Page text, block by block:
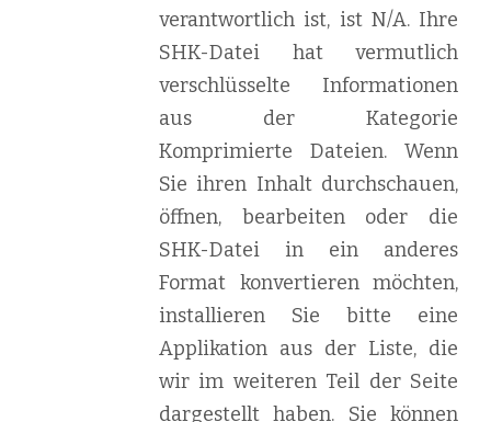
verantwortlich ist, ist N/A. Ihre
SHK-Datei hat vermutlich
verschlüsselte Informationen
aus der Kategorie
Komprimierte Dateien. Wenn
Sie ihren Inhalt durchschauen,
öffnen, bearbeiten oder die
SHK-Datei in ein anderes
Format konvertieren möchten,
installieren Sie bitte eine
Applikation aus der Liste, die
wir im weiteren Teil der Seite
dargestellt haben. Sie können